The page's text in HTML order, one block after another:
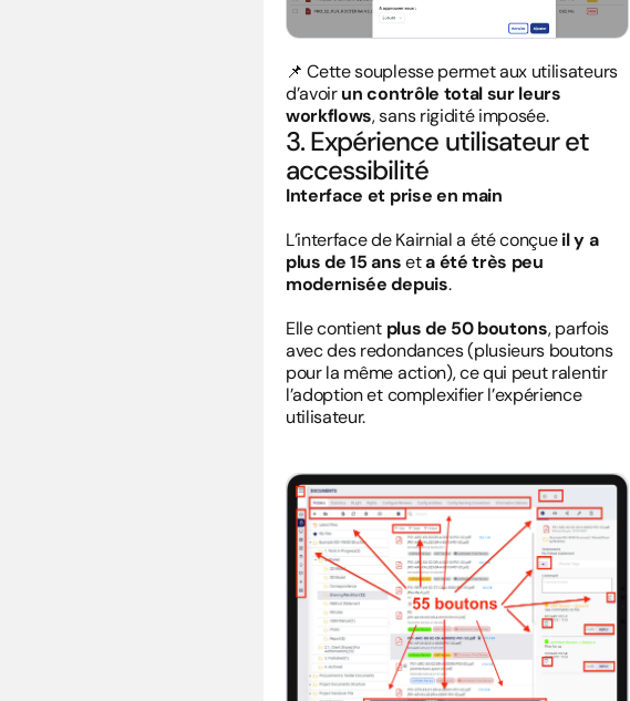
📌 Cette souplesse permet aux utilisateurs
d’avoir un contrôle total sur leurs
workflows, sans rigidité imposée.
3. Expérience utilisateur et
accessibilité
Interface et prise en main
L’interface de Kairnial a été conçue il y a
plus de 15 ans et a été très peu
modernisée depuis.
Elle contient plus de 50 boutons, parfois
avec des redondances (plusieurs boutons
pour la même action), ce qui peut ralentir
l’adoption et complexifier l’expérience
utilisateur.